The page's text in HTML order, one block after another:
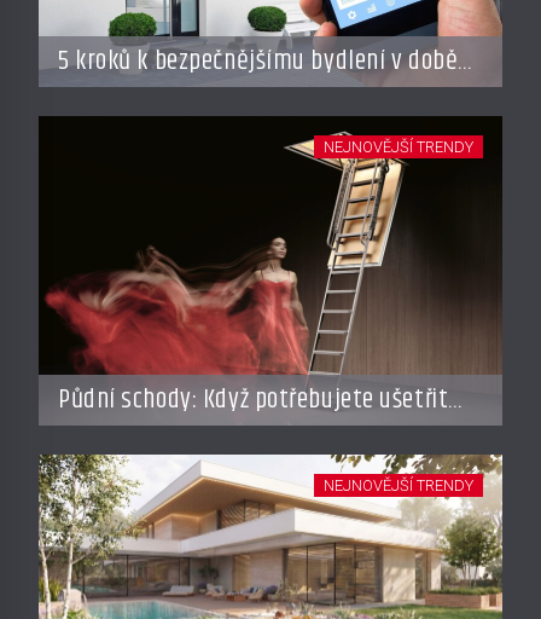
5 kroků k bezpečnějšímu bydlení v době
dovolené
Půdní schody: Když potřebujete ušetřit
místo, ale nechcete dělat kompromisy
NEJNOVĚJŠÍ TRENDY
NEJNOVĚJŠÍ TRENDY